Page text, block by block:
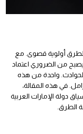
الطرق أولوية قصوى. مع
يصبح من الضروري اعتماد
واحدة من هذه
في هذه المقالة،
الإمارات العربية
الطرق.